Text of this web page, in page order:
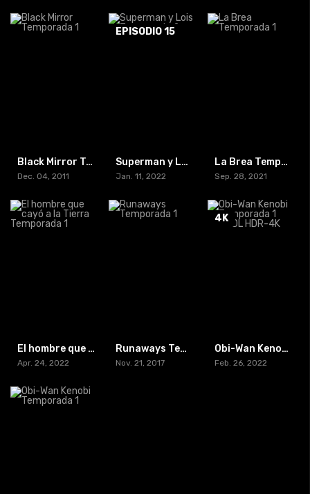
Black Mirror Temporada 1
Dec. 04, 2011
EPISODIO 15
Superman y Lois Temporada 2
Jan. 11, 2022
La Brea Temporada 1
Sep. 28, 2021
El hombre que cayó a la Tierra Temporada 1
Apr. 24, 2022
Runaways Temporada 1
Nov. 21, 2017
4K
Obi-Wan Kenobi Temporada 1 WEB-DL HDR-4K
Feb. 26, 2022